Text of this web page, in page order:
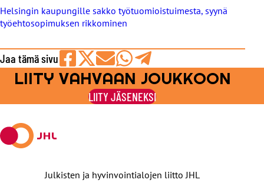
Helsingin kaupungille sakko työtuomioistuimesta, syynä
työehtosopimuksen rikkominen
Jaa tämä sivu
Jaa
Facebookissa
Jaa
viestipalvelu
X:ssä
Jaa
sähköpostilla
Jaa
WhatsAppilla
Jaa
Telegramilla
LIITY VAHVAAN JOUKKOON
LIITY JÄSENEKSI
Julkisten ja hyvinvointialojen liitto JHL